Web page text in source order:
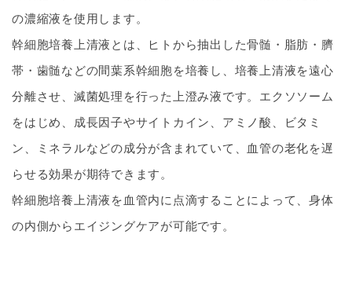
の濃縮液を使用します。
幹細胞培養上清液とは、ヒトから抽出した骨髄・脂肪・臍
帯・歯髄などの間葉系幹細胞を培養し、培養上清液を遠心
分離させ、滅菌処理を行った上澄み液です。エクソソーム
をはじめ、成長因子やサイトカイン、アミノ酸、ビタミ
ン、ミネラルなどの成分が含まれていて、血管の老化を遅
らせる効果が期待できます。
幹細胞培養上清液を血管内に点滴することによって、身体
の内側からエイジングケアが可能です。